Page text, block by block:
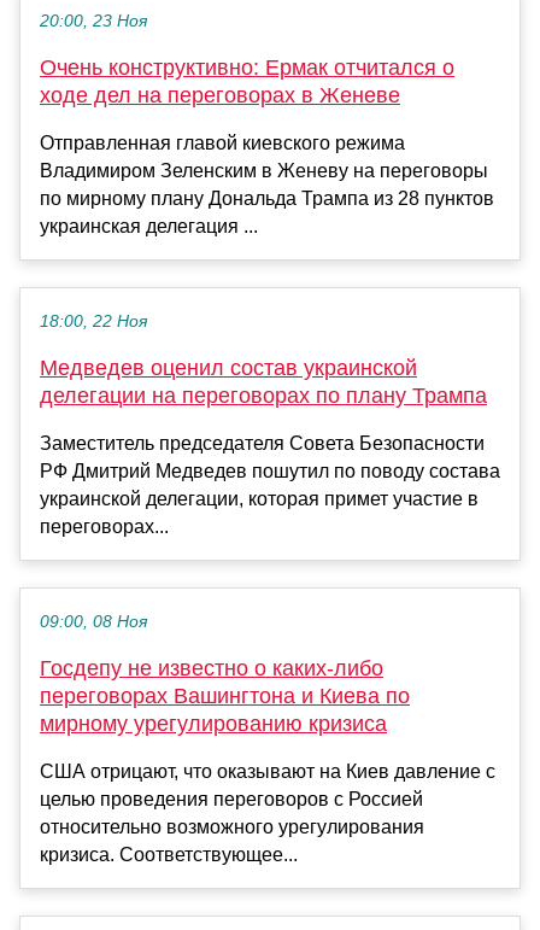
20:00, 23 Ноя
Очень конструктивно: Ермак отчитался о
ходе дел на переговорах в Женеве
Отправленная главой киевского режима
Владимиром Зеленским в Женеву на переговоры
по мирному плану Дональда Трампа из 28 пунктов
украинская делегация ...
18:00, 22 Ноя
Медведев оценил состав украинской
делегации на переговорах по плану Трампа
Заместитель председателя Совета Безопасности
РФ Дмитрий Медведев пошутил по поводу состава
украинской делегации, которая примет участие в
переговорах...
09:00, 08 Ноя
Госдепу не известно о каких-либо
переговорах Вашингтона и Киева по
мирному урегулированию кризиса
США отрицают, что оказывают на Киев давление с
целью проведения переговоров с Россией
относительно возможного урегулирования
кризиса. Соответствующее...